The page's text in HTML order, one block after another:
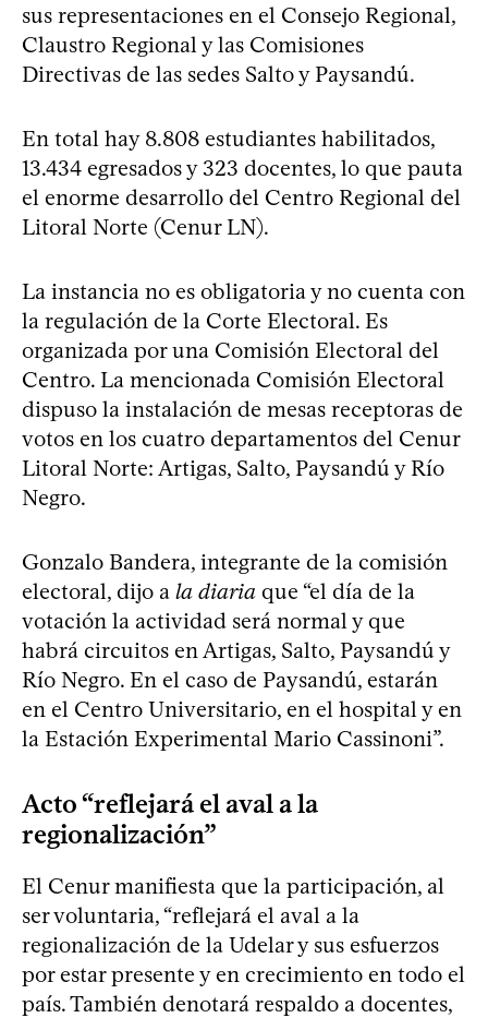
sus representaciones en el Consejo Regional,
Claustro Regional y las Comisiones
Directivas de las sedes Salto y Paysandú.
En total hay 8.808 estudiantes habilitados,
13.434 egresados y 323 docentes, lo que pauta
el enorme desarrollo del Centro Regional del
Litoral Norte (Cenur LN).
La instancia no es obligatoria y no cuenta con
la regulación de la Corte Electoral. Es
organizada por una Comisión Electoral del
Centro. La mencionada Comisión Electoral
dispuso la instalación de mesas receptoras de
votos en los cuatro departamentos del Cenur
Litoral Norte: Artigas, Salto, Paysandú y Río
Negro.
Gonzalo Bandera, integrante de la comisión
electoral, dijo a la diaria que “el día de la
votación la actividad será normal y que
habrá circuitos en Artigas, Salto, Paysandú y
Río Negro. En el caso de Paysandú, estarán
en el Centro Universitario, en el hospital y en
la Estación Experimental Mario Cassinoni”.
Acto “reflejará el aval a la
regionalización”
El Cenur manifiesta que la participación, al
ser voluntaria, “reflejará el aval a la
regionalización de la Udelar y sus esfuerzos
por estar presente y en crecimiento en todo el
país. También denotará respaldo a docentes,